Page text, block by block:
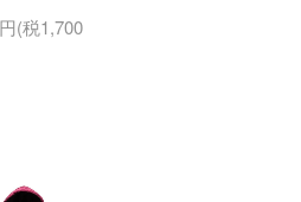
(税1,700